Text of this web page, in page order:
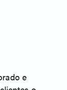
e